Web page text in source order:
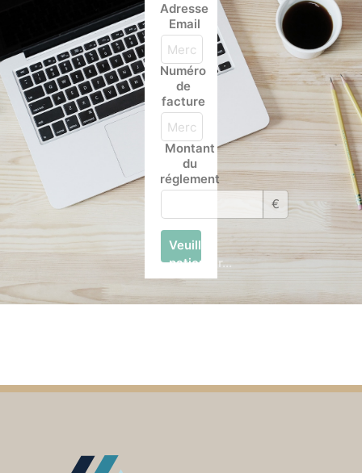
Adresse
Email
Numéro
de
facture
Montant
du
réglement
€
Veuillez
patienter...